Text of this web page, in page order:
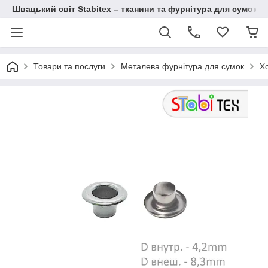
Швацький світ Stabitex – тканини та фурнітура для сумок і
Товари та послуги Металева фурнітура для сумок